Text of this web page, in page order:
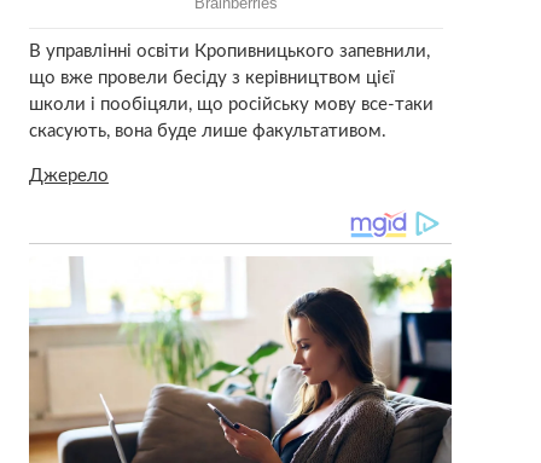
В управлінні освіти Кропивницького запевнили,
що вже провели бесіду з керівництвом цієї
школи і пообіцяли, що російську мову все-таки
скасують, вона буде лише факультативом.
Джерело